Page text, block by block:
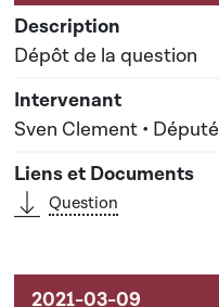
Dépôt de la question
Sven Clement • Député
Question